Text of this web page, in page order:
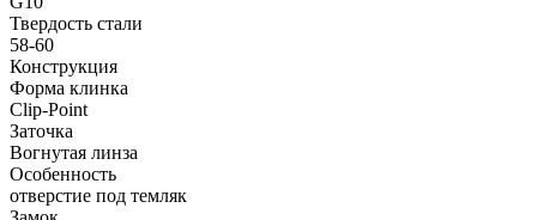
Твердость стали
58-60
Конструкция
Форма клинка
Clip-Point
Заточка
Вогнутая линза
Особенность
отверстие под темляк